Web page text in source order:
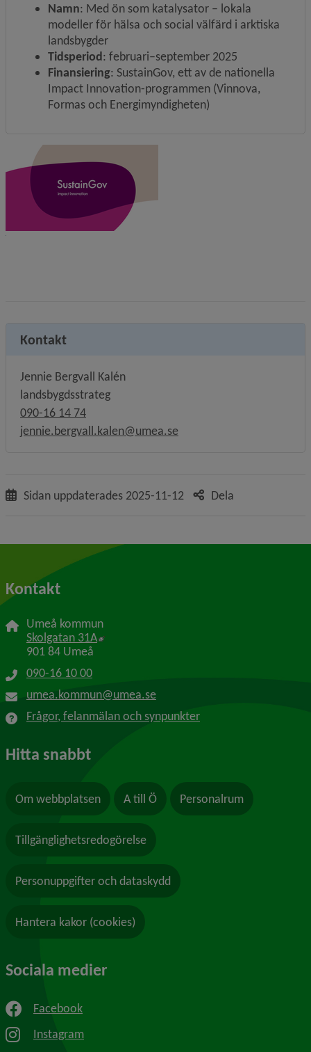
Namn: Med ön som katalysator – lokala
modeller för hälsa och social välfärd i arktiska
landsbygder
Tidsperiod: februari–september 2025
Finansiering: SustainGov, ett av de nationella
Impact Innovation-programmen (Vinnova,
Formas och Energimyndigheten)
Kontakt
Jennie Bergvall Kalén
landsbygdsstrateg
090-16 14 74
jennie.bergvall.kalen@umea.se
Sidan uppdaterades 2025-11-12 Dela
Kontakt
Umeå kommun
Skolgatan 31A Länk till annan webbplats, öppnas i nytt
901 84 Umeå
090-16 10 00
umea.kommun@umea.se
Frågor, felanmälan och synpunkter
Hitta snabbt
Om webbplatsen A till Ö Personalrum
Tillgänglighetsredogörelse
Personuppgifter och dataskydd
Hantera kakor (cookies)
Sociala medier
Facebook
Instagram